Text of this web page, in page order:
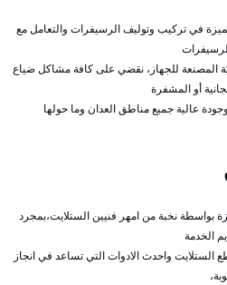
في تركيب وتوليف الرسيفرات والتعامل مع
المصنعة للجهاز، نقضي على كافة مشاكل ضياع
أو المشفرة
عالية جميع مناطق العدان وما حولها
بواسطة نخبة من امهر فنيين الستلايت،بمجرد
الخدمة
الستلايت واحدث الادوات التي تساعد في انجاز